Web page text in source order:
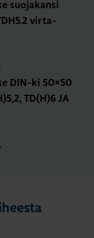
suo­ja­kan­si
vir­ta­
DIN-ki 50×50
TD(H)6 JA